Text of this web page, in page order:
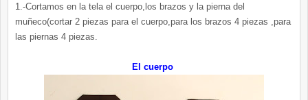
1.-Cortamos en la tela el cuerpo,los brazos y la pierna del
muñeco(cortar 2 piezas para el cuerpo,para los brazos 4 piezas ,para
las piernas 4 piezas.
El cuerpo